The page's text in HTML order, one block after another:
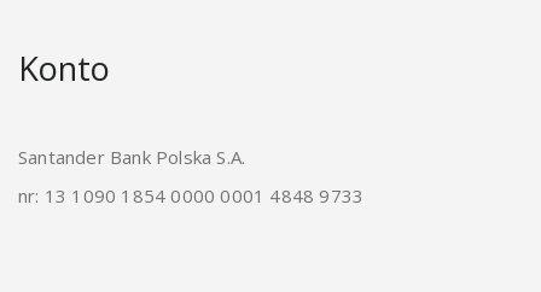
Konto
Santander Bank Polska S.A.
nr: 13 1090 1854 0000 0001 4848 9733